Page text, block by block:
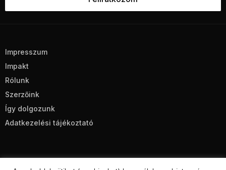
Impresszum
Impakt
Rólunk
Szerzőink
Így dolgozunk
Adatkezelési tájékoztató